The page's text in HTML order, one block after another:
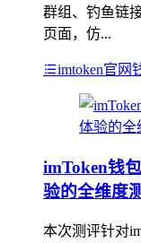
群组、钓鱼链
页面，仿...
imtoken官网
imToken钱
验的全维度
本次测评针对